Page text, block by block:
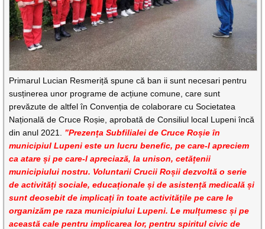
Primarul Lucian Resmeriță spune că ban ii sunt necesari pentru
susținerea unor programe de acțiune comune, care sunt
prevăzute de altfel în Convenția de colaborare cu Societatea
Națională de Cruce Roșie, aprobată de Consiliul local Lupeni încă
din anul 2021. ”Prezența Subfilialei de Cruce Roșie în
municipiul Lupeni este un lucru benefic, pe care-l apreciem
ca atare și pe care-l apreciază, la unison, cetățenii
municipiului nostru. Voluntarii Crucii Roșii dezvoltă o serie
de activități sociale, educaționale și de asistență medicală și
sunt deosebit de implicați în toate activitățile pe care le
organizăm pe raza municipiului Lupeni. Le mulțumesc și pe
această cale pentru implicarea lor, pentru spiritul civic de